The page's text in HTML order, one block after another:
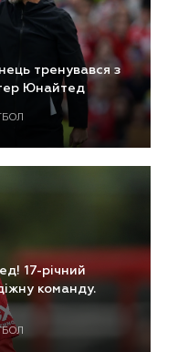
тренувався з
Юнайтед
17-річний
команду.